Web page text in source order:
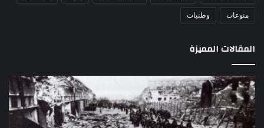
منوعات وطنيات
المقالات المميزة
مذبحة
اللد..
القصة
الكاملة